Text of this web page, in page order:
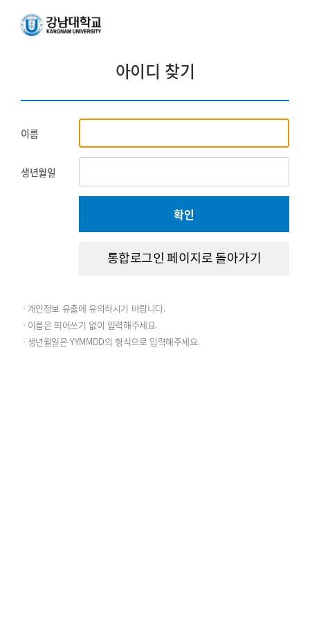
아이디 찾기
이름
생년월일
확인
통합로그인 페이지로 돌아가기
개인정보 유출에 유의하시기 바랍니다.
이름은 띄어쓰기 없이 입력해주세요.
생년월일은 YYMMDD의 형식으로 입력해주세요.